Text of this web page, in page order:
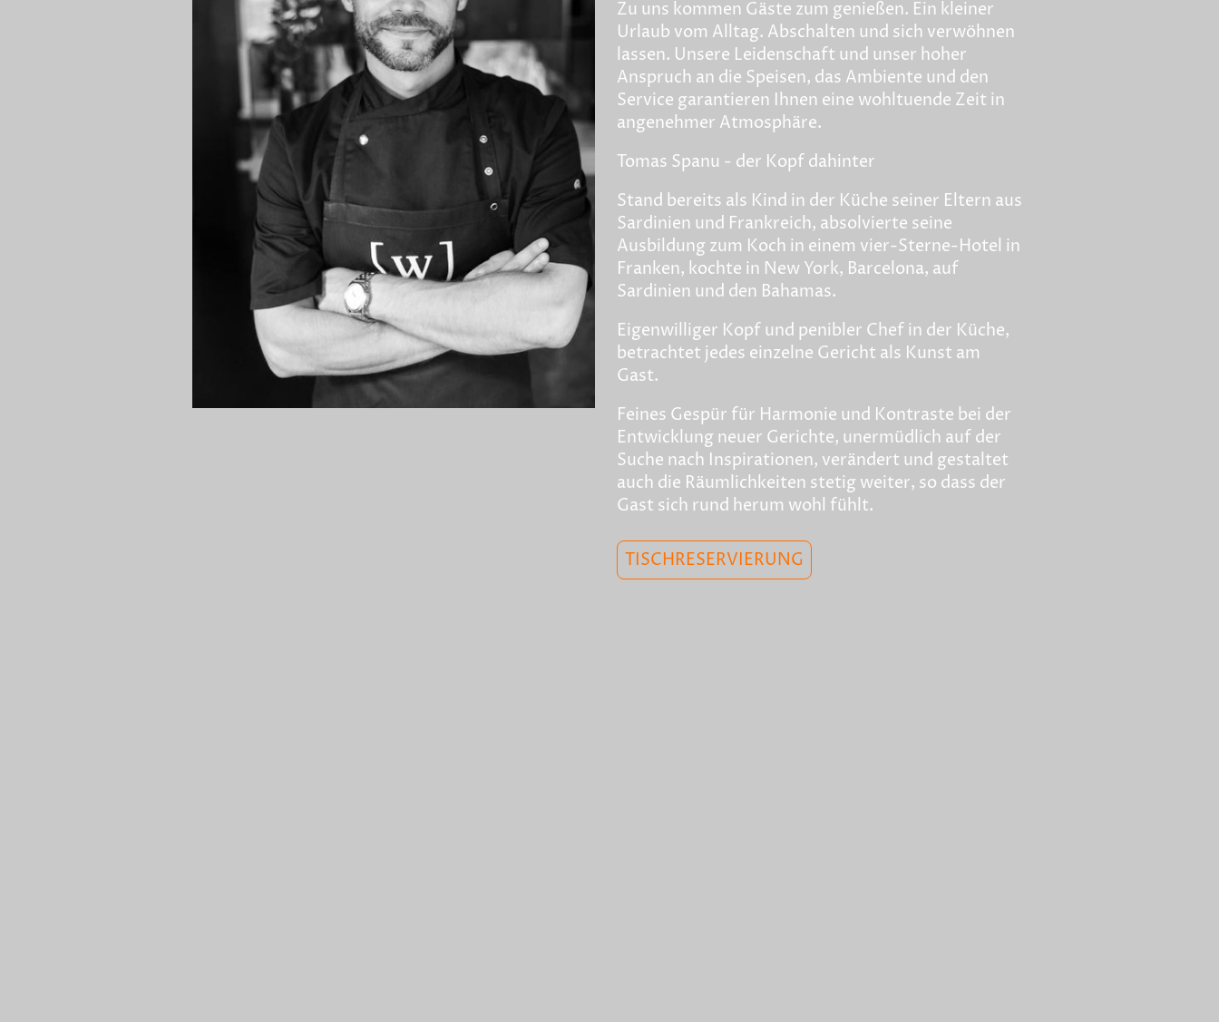
Zu uns kommen Gäste zum genießen. Ein kleiner
Urlaub vom Alltag. Abschalten und sich verwöhnen
lassen. Unsere Leidenschaft und unser hoher
Anspruch an die Speisen, das Ambiente und den
Service garantieren Ihnen eine wohltuende Zeit in
angenehmer Atmosphäre.
Tomas Spanu - der Kopf dahinter
Stand bereits als Kind in der Küche seiner Eltern aus
Sardinien und Frankreich, absolvierte seine
Ausbildung zum Koch in einem vier-Sterne-Hotel in
Franken, kochte in New York, Barcelona, auf
Sardinien und den Bahamas.
Eigenwilliger Kopf und penibler Chef in der Küche,
betrachtet jedes einzelne Gericht als Kunst am
Gast.
Feines Gespür für Harmonie und Kontraste bei der
Entwicklung neuer Gerichte, unermüdlich auf der
Suche nach Inspirationen, verändert und gestaltet
auch die Räumlichkeiten stetig weiter, so dass der
Gast sich rund herum wohl fühlt.
TISCHRESERVIERUNG